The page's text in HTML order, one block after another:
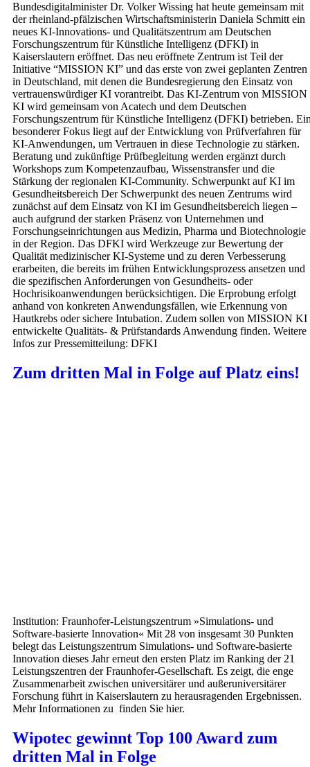
Bundesdigitalminister Dr. Volker Wissing hat heute gemeinsam mit
der rheinland-pfälzischen Wirtschaftsministerin Daniela Schmitt ein
neues KI-Innovations- und Qualitätszentrum am Deutschen
Forschungszentrum für Künstliche Intelligenz (DFKI) in
Kaiserslautern eröffnet. Das neu eröffnete Zentrum ist Teil der
Initiative “MISSION KI” und das erste von zwei geplanten Zentren
in Deutschland, mit denen die Bundesregierung den Einsatz von
vertrauenswürdiger KI vorantreibt. Das KI-Zentrum von MISSION
KI wird gemeinsam von Acatech und dem Deutschen
Forschungszentrum für Künstliche Intelligenz (DFKI) betrieben.
besonderer Fokus liegt auf der Entwicklung von Prüfverfahren für
KI-Anwendungen, um Vertrauen in diese Technologie zu stärken.
Beratung und zukünftige Prüfbegleitung werden ergänzt durch
Workshops zum Kompetenzaufbau, Wissenstransfer und die
Stärkung der regionalen KI-Community. Schwerpunkt auf KI im
Gesundheitsbereich Der Schwerpunkt des neuen Zentrums wird
zunächst auf dem Einsatz von KI im Gesundheitsbereich liegen –
auch aufgrund der starken Präsenz von Unternehmen und
Forschungseinrichtungen aus Medizin, Pharma und Biotechnologie
in der Region. Das DFKI wird Werkzeuge zur Bewertung der
Qualität medizinischer KI-Systeme und zu deren Verbesserung
erarbeiten, die bereits im frühen Entwicklungsprozess ansetzen und
die spezifischen Anforderungen von Gesundheits- oder
Hochrisikoanwendungen berücksichtigen. Die Erprobung erfolgt
anhand von konkreten Anwendungsfällen, wie Erkennung von
Hautkrebs oder sichere Intubation. Zudem sollen von MISSION KI
entwickelte Qualitäts- & Prüfstandards Anwendung finden. Weitere
Infos zur Pressemitteilung: DFKI
Zum dritten Mal in Folge auf Platz eins!
Institution: Fraunhofer-Leistungszentrum »Simulations- und
Software-basierte Innovation« Mit 28 von insgesamt 30 Punkten
belegt das Leistungszentrum Simulations- und Software-basierte
Innovation dieses Jahr erneut den ersten Platz im Ranking der 21
Leistungszentren der Fraunhofer-Gesellschaft. Es zeigt, die enge
Zusammenarbeit zwischen universitärer und außeruniversitärer
Forschung führt in Kaiserslautern zu herausragenden Ergebnissen.
Mehr Informationen zu finden Sie hier.
Wipotec gewinnt Top 100 Award zum
dritten Mal in Folge